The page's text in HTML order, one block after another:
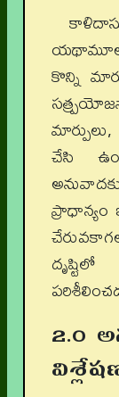
కొన్ని
చేసి
ప్రాధాన్యం
2.0